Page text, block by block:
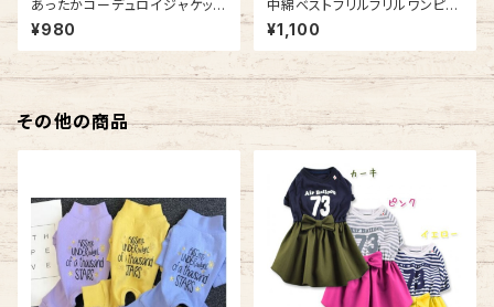
あったかコーデュロイジャケット
NB20AW13893750
¥980
中綿ベストフリルフリルワンピー
ス NB20AW9888865
¥1,100
その他の商品